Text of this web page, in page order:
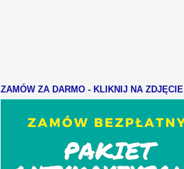
ZAMÓW ZA DARMO - KLIKNIJ NA ZDJĘCIE